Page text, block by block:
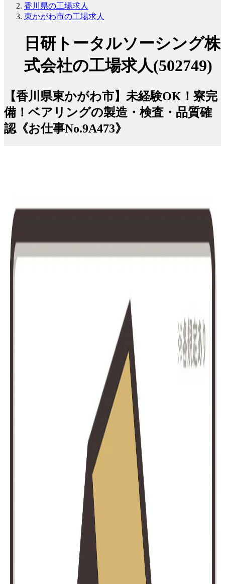
香川県の工場求人
東かがわ市の工場求人
日研トータルソーシング株
式会社の工場求人(502749)
【香川県東かがわ市】未経験OK！寮完
備！ベアリングの製造・検査・品質確
認《お仕事No.9A473》